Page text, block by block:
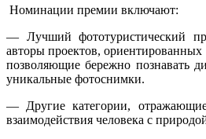
Номинации премии включают:
— Лучший фототуристический
авторы проектов, ориентированных
позволяющие бережно познавать
уникальные фотоснимки.
— Другие категории, отражающие
взаимодействия человека с